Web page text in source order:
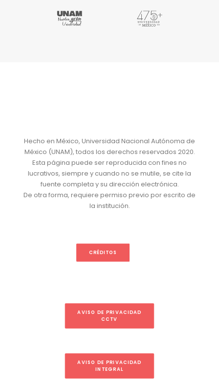
Hecho en México, Universidad Nacional Autónoma de
México (UNAM), todos los derechos reservados 2020.
Esta página puede ser reproducida con fines no
lucrativos, siempre y cuando no se mutile, se cite la
fuente completa y su dirección electrónica.
De otra forma, requiere permiso previo por escrito de
la institución.
CRÉDITOS
AVISO DE PRIVACIDAD
CCTV
AVISO DE PRIVACIDAD
INTEGRAL